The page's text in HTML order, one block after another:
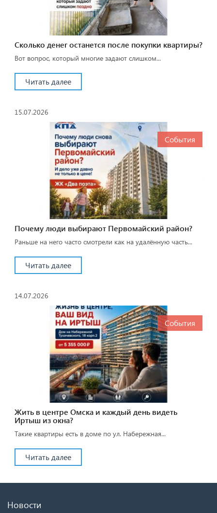
Сколько денег останется после покупки квартиры?
Вот вопрос, который многие задают слишком...
Читать далее
15.07.2026
События
Почему люди выбирают Первомайский район?
Раньше на него часто смотрели как на удалённую часть...
Читать далее
14.07.2026
События
Жить в центре Омска и каждый день видеть
Иртыш из окна?
Такие квартиры есть в доме по ул. Набережная...
Читать далее
Новости